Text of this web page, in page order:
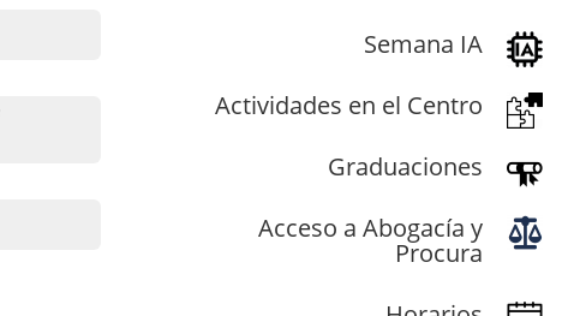
Semana IA
Actividades en el Centro
Graduaciones
Acceso a Abogacía y
Procura